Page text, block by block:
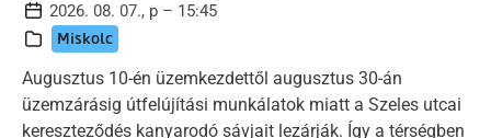
2026. 08. 07., p – 15:45
Miskolc
Augusztus 10-én üzemkezdettől augusztus 30-án
üzemzárásig útfelújítási munkálatok miatt a Szeles utcai
kereszteződés kanyarodó sávjait lezárják. Így a térségben